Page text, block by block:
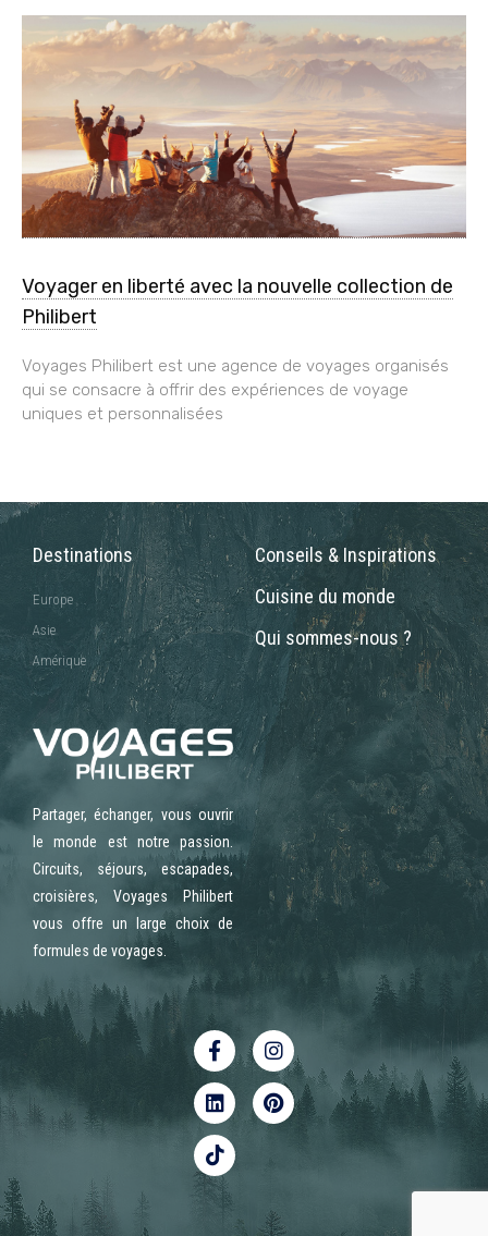
Voyager en liberté avec la nouvelle collection de
Philibert
Voyages Philibert est une agence de voyages organisés
qui se consacre à offrir des expériences de voyage
uniques et personnalisées
Destinations
Europe
Asie
Amérique
Conseils & Inspirations
Cuisine du monde
Qui sommes-nous ?
Partager, échanger, vous ouvrir
le monde est notre passion.
Circuits, séjours, escapades,
croisières, Voyages Philibert
vous offre un large choix de
formules de voyages.